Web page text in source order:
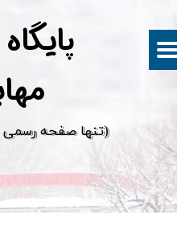
پ
​(تنها صفحه رسمی